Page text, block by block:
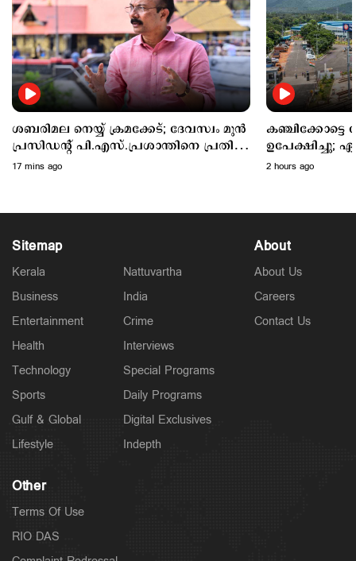
Latest
ഇനി പ്ലാസ്റ്റിക് കുപ്പികളിലെ മദ്യത്തിന് 20 രൂപ
അധികം നല്‍കേണ്ട; തീരുമാനം പിന്‍വലിച്ചു
11 hours ago
Police Stories
പ്രിയരഞ്ജന്‍റെ ശിക്ഷ സുപ്രീം കോടതി മരവിപ്പിച്ചു
11 hours ago
ശബരിമല നെയ്യ് ക്രമക്കേട്; ദേവസ്വം മുന്‍
പ്രസിഡന്‍റ് പി.എസ്.പ്രശാന്തിനെ പ്രതി
ചേര്‍ക്കും
17 mins ago
ഉപേക്ഷിച്ചു;
എന്തുചെയ്യും?
2 hours ago
Sitemap
Kerala
Business
Entertainment
Health
Technology
Sports
Gulf & Global
Lifestyle
Nattuvartha
India
Crime
Interviews
Special Programs
Daily Programs
Digital Exclusives
Indepth
About
About Us
Careers
Contact Us
Other
Terms Of Use
RIO DAS